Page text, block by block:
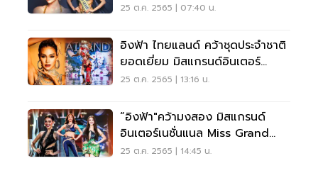
25 ต.ค. 2565 | 07:40 น.
อิงฟ้า ไทยแลนด์ คว้าชุดประจำชาติ
ยอดเยี่ยม มิสแกรนด์อินเตอร์
เนชั่นแนล 2022
25 ต.ค. 2565 | 13:16 น.
“อิงฟ้า"คว้ามงสอง มิสแกรนด์
อินเตอร์เนชั่นแนล Miss Grand
International 2022
25 ต.ค. 2565 | 14:45 น.